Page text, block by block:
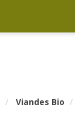
Viandes Bio